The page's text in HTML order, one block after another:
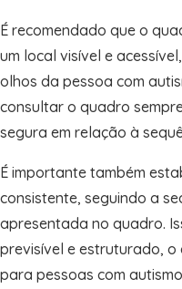
É recomendado que o
um local visível e
olhos da pessoa com
consultar o quadro
segura em relação à
É importante também
consistente, seguindo a
apresentada no quadro.
previsível e estruturado,
para pessoas com